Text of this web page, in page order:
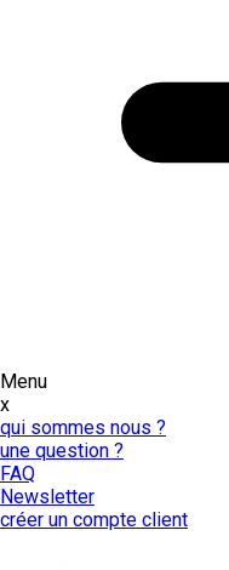
Menu
x
qui sommes nous ?
une question ?
FAQ
Newsletter
créer un compte client